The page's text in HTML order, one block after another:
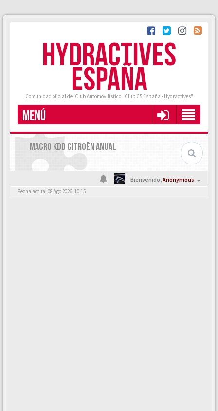
HYDRACTIVES
ESPAÑA
Comunidad oficial del Club Automovilístico "Club C5 España - Hydractives"
MENÚ
MACRO KDD CITROËN ANUAL
Bienvenido,Anonymous
Fecha actual 08 Ago 2026, 10:15